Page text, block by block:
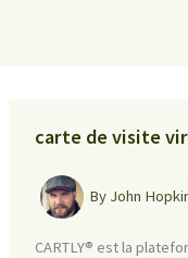
carte de visite
By John
CARTLY® est la